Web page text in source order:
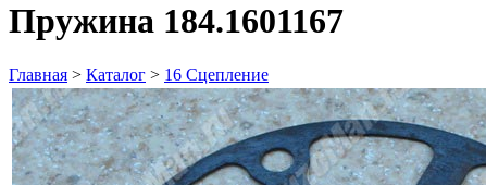
Пружина 184.1601167
Главная > Каталог > 16 Сцепление